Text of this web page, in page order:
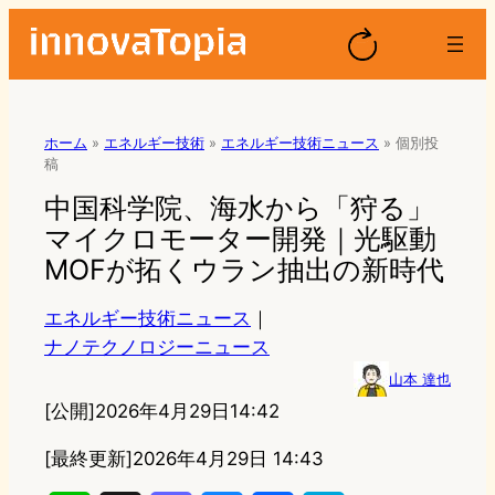
ホーム » エネルギー技術 » エネルギー技術ニュース » 個別投
稿
中国科学院、海水から「狩る」
マイクロモーター開発｜光駆動
MOFが拓くウラン抽出の新時代
エネルギー技術ニュース ｜
ナノテクノロジーニュース
山本 達也
[公開]2026年4月29日14:42
[最終更新]2026年4月29日 14:43